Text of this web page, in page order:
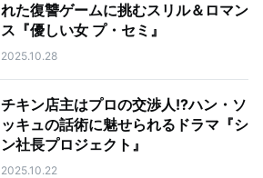
れた復讐ゲームに挑むスリル＆ロマン
ス『優しい女 プ・セミ』
2025.10.28
チキン店主はプロの交渉人!?ハン・ソ
ッキュの話術に魅せられるドラマ『シ
ン社長プロジェクト』
2025.10.22